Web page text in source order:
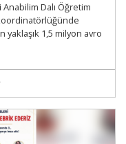
Dalı Öğretim
1,5 milyon avro